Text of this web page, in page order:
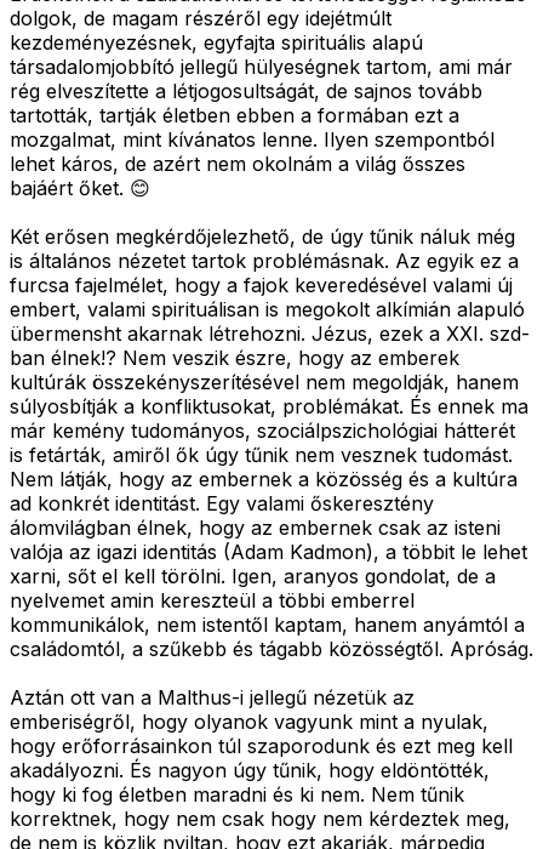
dolgok, de magam részéről egy idejétmúlt
kezdeményezésnek, egyfajta spirituális alapú
társadalomjobbító jellegű hülyeségnek tartom, ami már
rég elveszítette a létjogosultságát, de sajnos tovább
tartották, tartják életben ebben a formában ezt a
mozgalmat, mint kívánatos lenne. Ilyen szempontból
lehet káros, de azért nem okolnám a világ ősszes
bajáért őket. 😊
Két erősen megkérdőjelezhető, de úgy tűnik náluk még
is általános nézetet tartok problémásnak. Az egyik ez a
furcsa fajelmélet, hogy a fajok keveredésével valami új
embert, valami spirituálisan is megokolt alkímián alapuló
übermensht akarnak létrehozni. Jézus, ezek a XXI. szd-
ban élnek!? Nem veszik észre, hogy az emberek
kultúrák összekényszerítésével nem megoldják, hanem
súlyosbítják a konfliktusokat, problémákat. És ennek ma
már kemény tudományos, szociálpszichológiai hátterét
is fetárták, amiről ők úgy tűnik nem vesznek tudomást.
Nem látják, hogy az embernek a közösség és a kultúra
ad konkrét identitást. Egy valami őskeresztény
álomvilágban élnek, hogy az embernek csak az isteni
valója az igazi identitás (Adam Kadmon), a többit le lehet
xarni, sőt el kell törölni. Igen, aranyos gondolat, de a
nyelvemet amin kereszteül a többi emberrel
kommunikálok, nem istentől kaptam, hanem anyámtól a
családomtól, a szűkebb és tágabb közösségtől. Apróság.
Aztán ott van a Malthus-i jellegű nézetük az
emberiségről, hogy olyanok vagyunk mint a nyulak,
hogy erőforrásainkon túl szaporodunk és ezt meg kell
akadályozni. És nagyon úgy tűnik, hogy eldöntötték,
hogy ki fog életben maradni és ki nem. Nem tűnik
korrektnek, hogy nem csak hogy nem kérdeztek meg,
de nem is közlik nyiltan, hogy ezt akarják, márpedig